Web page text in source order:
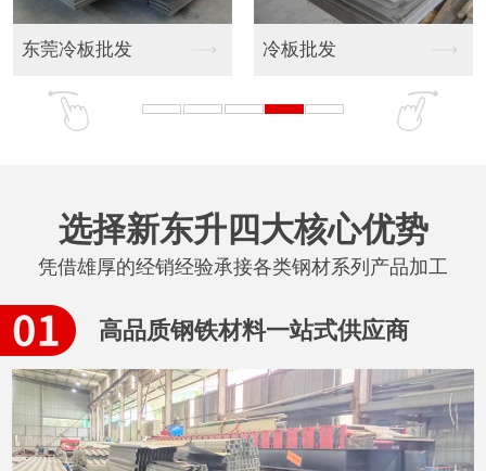
东莞冷板批发 冷板批发
选择新东升四大核心优势
凭借雄厚的经销经验承接各类钢材系列产品加工
高品质钢铁材料一站式供应商